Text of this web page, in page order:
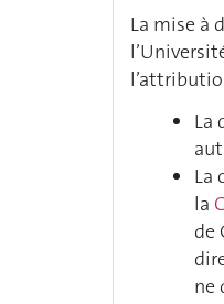
La mise à
La
La
la
de
ne